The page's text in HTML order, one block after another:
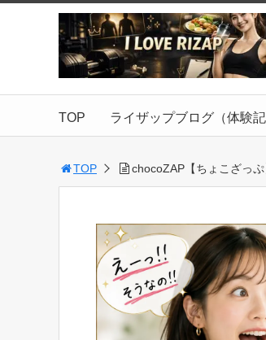
TOP ライザップブログ（体験記
TOP chocoZAP【ちょこざっ